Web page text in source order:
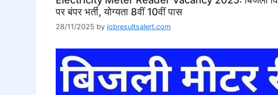
पर बंपर भर्ती, योग्यता 8वीं 10वीं पास
28/11/2025 by jobresultsalert.com